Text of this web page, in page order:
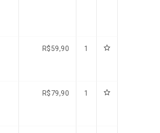
R$59,90 1
R$79,90 1